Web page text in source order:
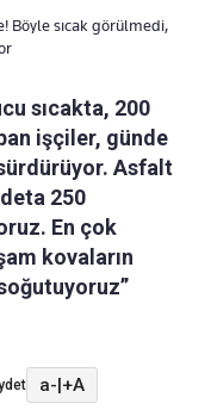
Böyle sıcak görülmedi,
sıcakta, 200
işçiler, günde
Asfalt
250
En çok
kovaların
a-|+A